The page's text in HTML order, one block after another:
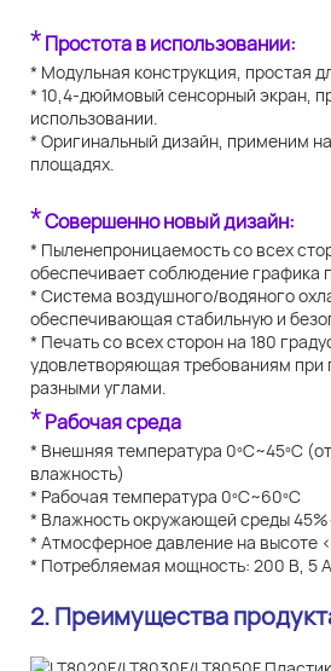
*Простота в использовании:
* Модульная конструкция, простая
* 10,4-дюймовый сенсорный экран,
использовании.
* Оригинальный дизайн, применим
площадях.
*Совершенно новый дизайн:
* Пыленепроницаемость со всех
обеспечивает соблюдение графика
* Система воздушного/водяного
обеспечивающая стабильную и
* Печать со всех сторон на 180
удовлетворяющая требованиям при
разными углами.
*Рабочая среда
* Внешняя температура 0ºC~45ºC
влажность)
* Рабочая температура 0ºC~60ºC
* Влажность окружающей среды
* Атмосферное давление на высоте
* Потребляемая мощность: 200 В, 5
2. Преимущества